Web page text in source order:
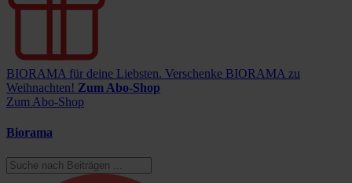
BIORAMA für deine Liebsten. Verschenke BIORAMA zu
Weihnachten! Zum Abo-Shop
Zum Abo-Shop
Biorama